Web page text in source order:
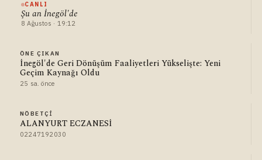
CANLI
Şu an İnegöl'de
8 Ağustos · 19:12
ÖNE ÇIKAN
İnegöl'de Geri Dönüşüm Faaliyetleri Yükselişte: Yeni
Geçim Kaynağı Oldu
25 sa. önce
NÖBETÇI
ALANYURT ECZANESİ
02247192030